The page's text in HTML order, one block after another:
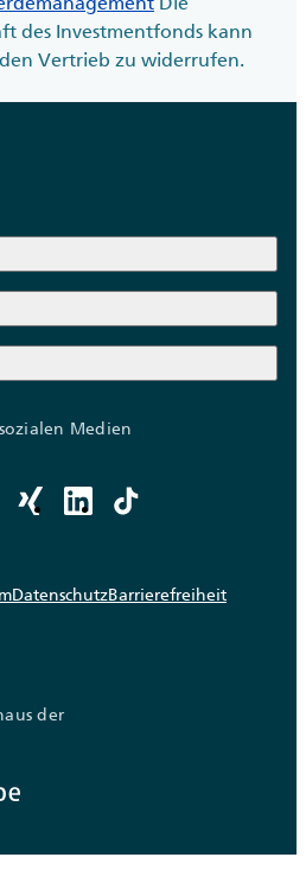
des Investmentfonds kann
Vertrieb zu widerrufen.
Medien
DatenschutzBarrierefreiheit
der